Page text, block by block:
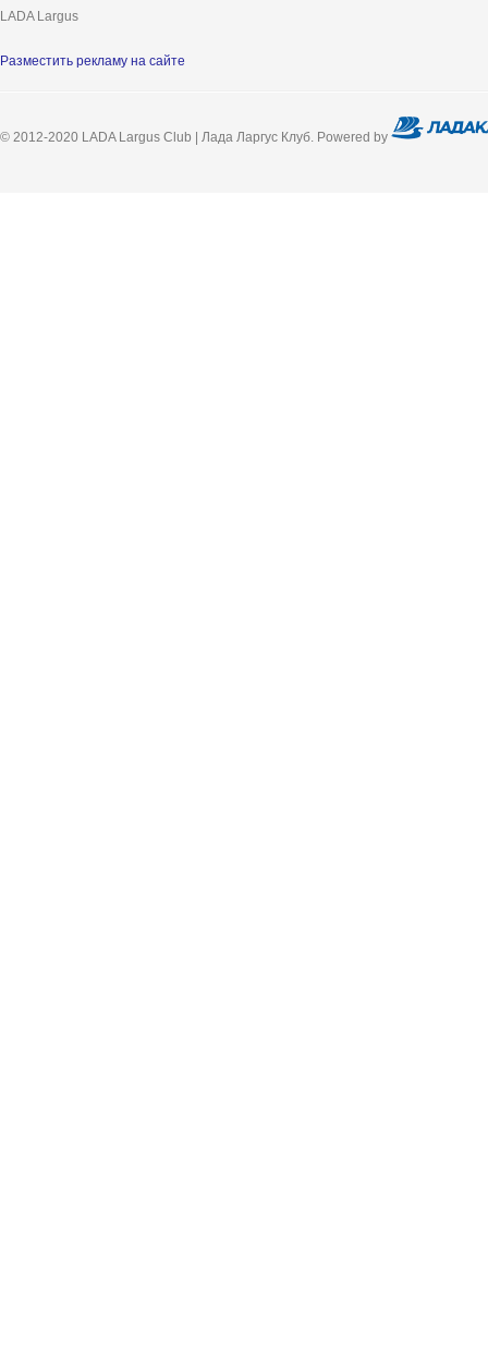
LADA Largus
Разместить рекламу на сайте
© 2012-2020 LADA Largus Club | Лада Ларгус Клуб. Powered by